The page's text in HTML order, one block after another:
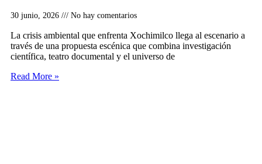
30 junio, 2026 No hay comentarios
La crisis ambiental que enfrenta Xochimilco llega al escenario a
través de una propuesta escénica que combina investigación
científica, teatro documental y el universo de
Read More »